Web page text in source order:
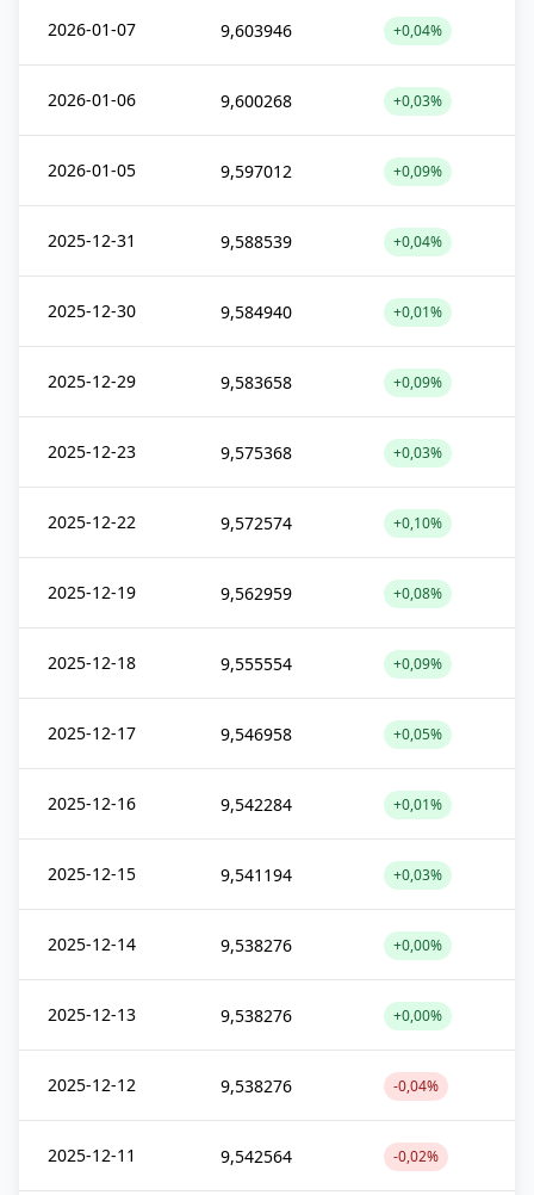
2026-01-07 9,603946 +0,04%
2026-01-06 9,600268 +0,03%
2026-01-05 9,597012 +0,09%
2025-12-31 9,588539 +0,04%
2025-12-30 9,584940 +0,01%
2025-12-29 9,583658 +0,09%
2025-12-23 9,575368 +0,03%
2025-12-22 9,572574 +0,10%
2025-12-19 9,562959 +0,08%
2025-12-18 9,555554 +0,09%
2025-12-17 9,546958 +0,05%
2025-12-16 9,542284 +0,01%
2025-12-15 9,541194 +0,03%
2025-12-14 9,538276 +0,00%
2025-12-13 9,538276 +0,00%
2025-12-12 9,538276 -0,04%
2025-12-11 9,542564 -0,02%